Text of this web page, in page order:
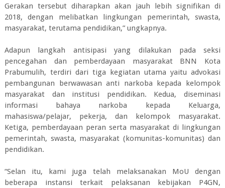
Gerakan tersebut diharapkan akan jauh lebih signifikan di
2018, dengan melibatkan lingkungan pemerintah, swasta,
masyarakat, terutama pendidikan,” ungkapnya.
Adapun langkah antisipasi yang dilakukan pada seksi
pencegahan dan pemberdayaan masyarakat BNN Kota
Prabumulih, terdiri dari tiga kegiatan utama yaitu advokasi
pembangunan berwawasan anti narkoba kepada kelompok
masyarakat dan institusi pendidikan. Kedua, diseminasi
informasi bahaya narkoba kepada Keluarga,
mahasiswa/pelajar, pekerja, dan kelompok masyarakat.
Ketiga, pemberdayaan peran serta masyarakat di lingkungan
pemerintah, swasta, masyarakat (komunitas-komunitas) dan
pendidikan.
“Selan itu, kami juga telah melaksanakan MoU dengan
beberapa instansi terkait pelaksanan kebijakan P4GN,